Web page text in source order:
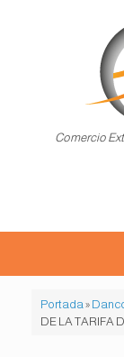
Comercio
Portada »
DE LA TARIFA